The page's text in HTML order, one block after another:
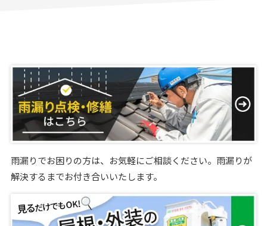
雨漏りでお困りの方は、お気軽にご相談ください。雨漏りが
解決するまでお付き合いいたします。